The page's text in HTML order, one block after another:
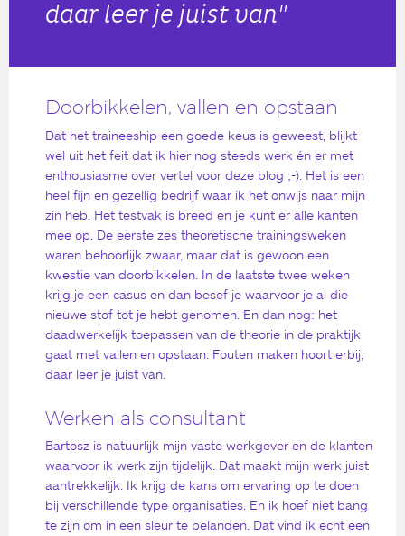
daar leer je juist van"
Doorbikkelen, vallen en opstaan
Dat het traineeship een goede keus is geweest, blijkt
wel uit het feit dat ik hier nog steeds werk én er met
enthousiasme over vertel voor deze blog ;-). Het is een
heel fijn en gezellig bedrijf waar ik het onwijs naar mijn
zin heb. Het testvak is breed en je kunt er alle kanten
mee op. De eerste zes theoretische trainingsweken
waren behoorlijk zwaar, maar dat is gewoon een
kwestie van doorbikkelen. In de laatste twee weken
krijg je een casus en dan besef je waarvoor je al die
nieuwe stof tot je hebt genomen. En dan nog: het
daadwerkelijk toepassen van de theorie in de praktijk
gaat met vallen en opstaan. Fouten maken hoort erbij,
daar leer je juist van.
Werken als consultant
Bartosz is natuurlijk mijn vaste werkgever en de klanten
waarvoor ik werk zijn tijdelijk. Dat maakt mijn werk juist
aantrekkelijk. Ik krijg de kans om ervaring op te doen
bij verschillende type organisaties. En ik hoef niet bang
te zijn om in een sleur te belanden. Dat vind ik echt een